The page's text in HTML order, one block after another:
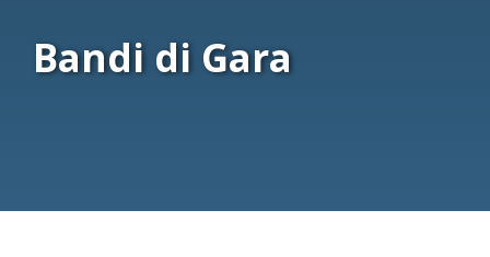
Bandi di Gara